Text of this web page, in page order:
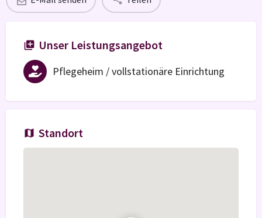
Unser Leistungsangebot
Pflegeheim / vollstationäre Einrichtung
Standort